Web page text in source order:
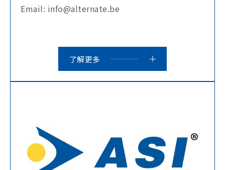
Email: info@alternate.be
了解更多